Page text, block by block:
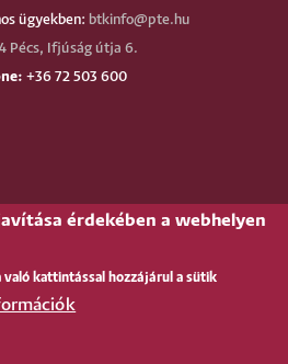
ügyekben: btkinfo@pte.hu
Pécs, Ifjúság útja 6.
+36 72 503 600
érdekében a webhelyen
való kattintással hozzájárul a sütik